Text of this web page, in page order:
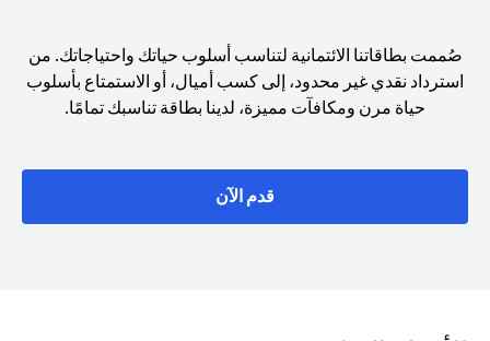
صُممت بطاقاتنا الائتمانية لتناسب أسلوب حياتك واحتياجاتك. من
استرداد نقدي غير محدود، إلى كسب أميال، أو الاستمتاع بأسلوب
حياة مرن ومكافآت مميزة، لدينا بطاقة تناسبك تمامًا.
قدم الآن